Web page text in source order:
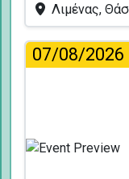
Λιμένας,
07/08/2026